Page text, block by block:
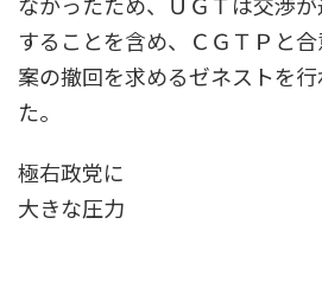
なかったため、ＵＧＴは交渉
することを含め、ＣＧＴＰと
案の撤回を求めるゼネストを
た。
極右政党に
大きな圧力